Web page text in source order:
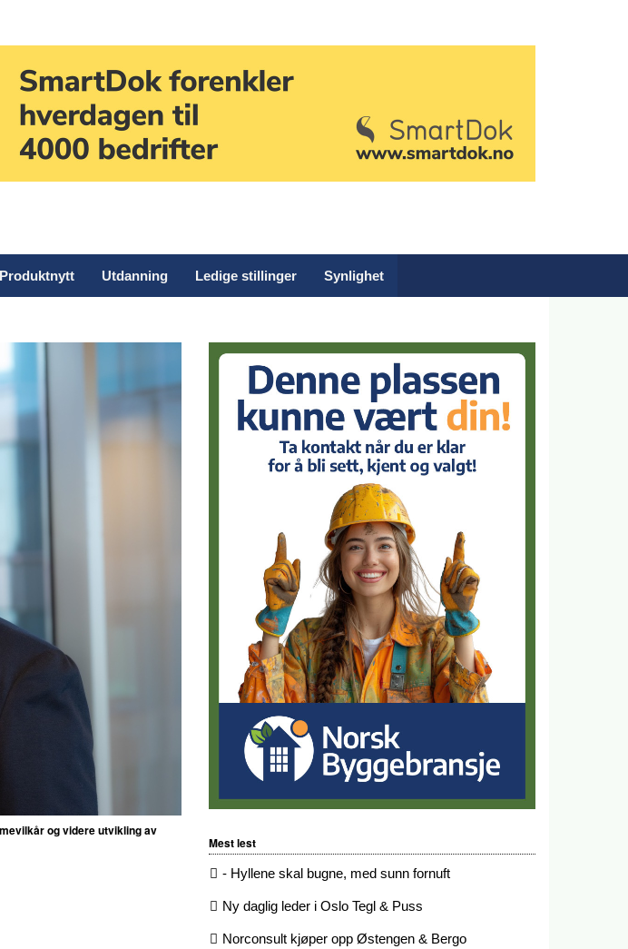
Produktnytt Utdanning Ledige stillinger Synlighet
og videre utvikling av
Mest lest
- Hyllene skal bugne, med sunn fornuft
Ny daglig leder i Oslo Tegl & Puss
Norconsult kjøper opp Østengen & Bergo